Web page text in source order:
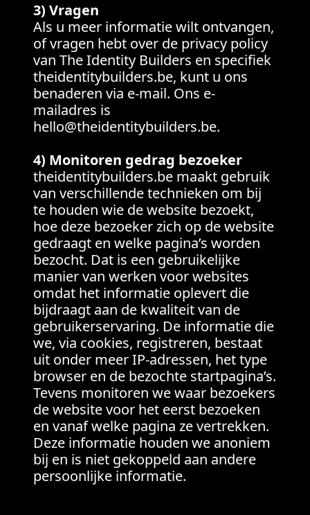
3) Vragen
Als u meer informatie wilt ontvangen,
of vragen hebt over de privacy policy
van The Identity Builders en specifiek
theidentitybuilders.be, kunt u ons
benaderen via e-mail. Ons e-
mailadres is
hello@theidentitybuilders.be.
4) Monitoren gedrag bezoeker
theidentitybuilders.be maakt gebruik
van verschillende technieken om bij
te houden wie de website bezoekt,
hoe deze bezoeker zich op de website
gedraagt en welke pagina’s worden
bezocht. Dat is een gebruikelijke
manier van werken voor websites
omdat het informatie oplevert die
bijdraagt aan de kwaliteit van de
gebruikerservaring. De informatie die
we, via cookies, registreren, bestaat
uit onder meer IP-adressen, het type
browser en de bezochte startpagina’s.
Tevens monitoren we waar bezoekers
de website voor het eerst bezoeken
en vanaf welke pagina ze vertrekken.
Deze informatie houden we anoniem
bij en is niet gekoppeld aan andere
persoonlijke informatie.